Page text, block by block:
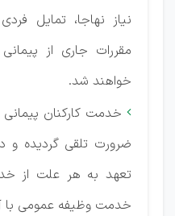
نیاز نهاجا، تمایل
مقررات جاری از
خواهند شد.
 خدمت کارکنان
ضرورت تلقی گردیده و
تعهد به هر علت از
خدمت وظیفه عمومی با